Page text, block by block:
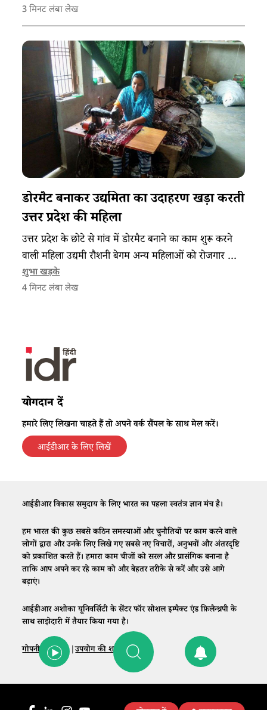
3 मिनट लंबा लेख
डोरमैट बनाकर उद्यमिता का उदाहरण खड़ा करती
उत्तर प्रदेश की महिला
उत्तर प्रदेश के छोटे से गांव में डोरमैट बनाने का काम शुरू करने
वाली महिला उद्यमी रौशनी बेगम अन्य महिलाओं को रोजगार और
आजीविका दे रही हैं।
शुभा खड़के
4 मिनट लंबा लेख
योगदान दें
हमारे लिए लिखना चाहते हैं तो अपने वर्क सैंपल के साथ मेल करें।
आईडीआर के लिए लिखें
आईडीआर विकास समुदाय के लिए भारत का पहला स्वतंत्र ज्ञान मंच है।
हम भारत की कुछ सबसे कठिन समस्याओं और चुनौतियों पर काम करने वाले
लोगों द्वारा और उनके लिए लिखे गए सबसे नए विचारों, अनुभवों और अंतरदृष्टि
को प्रकाशित करते हैं। हमारा काम चीजों को सरल और प्रासंगिक बनाना है
ताकि आप अपने कर रहे काम को और बेहतर तरीके से करें और उसे आगे
बढ़ाएं।
आईडीआर अशोका यूनिवर्सिटी के सेंटर फॉर सोशल इम्पैक्ट एंड फ़िलैन्थ्रपी के
साथ साझेदारी में तैयार किया गया है।
गोपनीयता नीति |उपयोग की शर्तें |संपर्क